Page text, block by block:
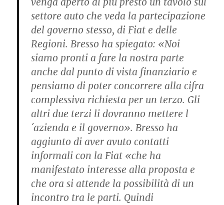
settore auto che veda la partecipazione
del governo stesso, di Fiat e delle
Regioni. Bresso ha spiegato: «Noi
siamo pronti a fare la nostra parte
anche dal punto di vista finanziario e
pensiamo di poter concorrere alla cifra
complessiva richiesta per un terzo. Gli
altri due terzi li dovranno mettere l
´azienda e il governo». Bresso ha
aggiunto di aver avuto contatti
informali con la Fiat «che ha
manifestato interesse alla proposta e
che ora si attende la possibilità di un
incontro tra le parti. Quindi